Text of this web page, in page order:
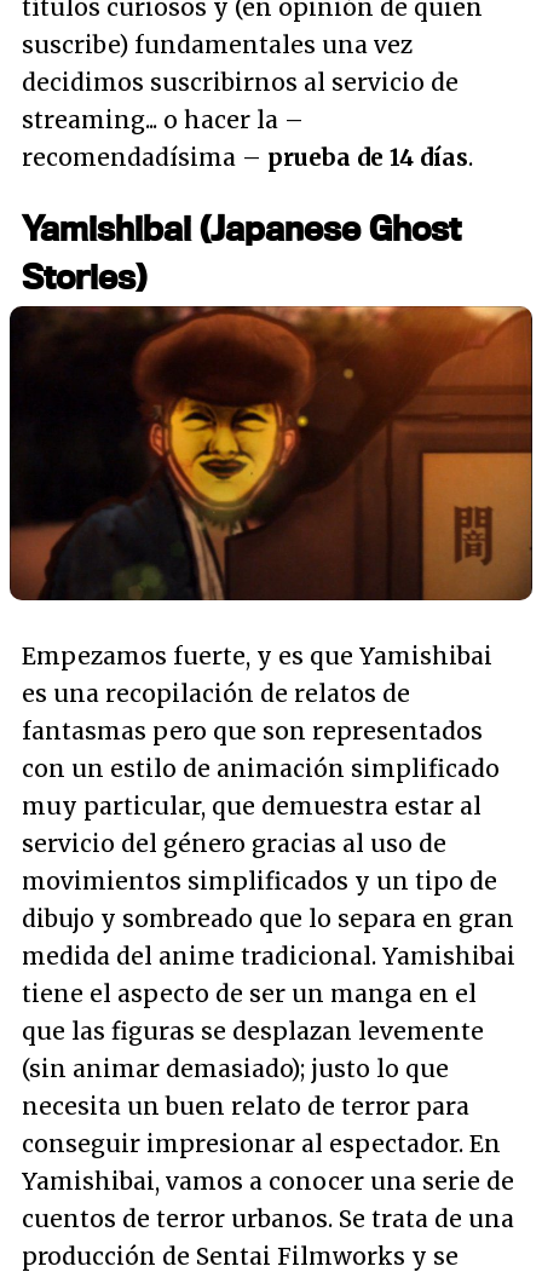
títulos curiosos y (en opinión de quien
suscribe) fundamentales una vez
decidimos suscribirnos al servicio de
streaming... o hacer la –
recomendadísima – prueba de 14 días.
Yamishibai (Japanese Ghost
Stories)
Empezamos fuerte, y es que Yamishibai
es una recopilación de relatos de
fantasmas pero que son representados
con un estilo de animación simplificado
muy particular, que demuestra estar al
servicio del género gracias al uso de
movimientos simplificados y un tipo de
dibujo y sombreado que lo separa en gran
medida del anime tradicional. Yamishibai
tiene el aspecto de ser un manga en el
que las figuras se desplazan levemente
(sin animar demasiado); justo lo que
necesita un buen relato de terror para
conseguir impresionar al espectador. En
Yamishibai, vamos a conocer una serie de
cuentos de terror urbanos. Se trata de una
producción de Sentai Filmworks y se